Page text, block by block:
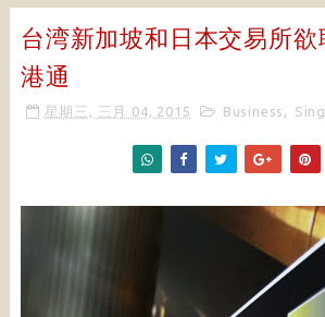
台湾新加坡和日本交易所欲
港通
星期三, 三月 04, 2015 Business ,